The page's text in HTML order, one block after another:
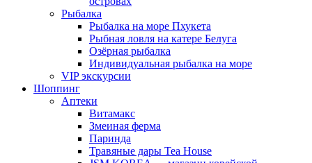
Рыбалка
Рыбалка на море Пхукета
Рыбная ловля на катере Белуга
Озёрная рыбалка
Индивидуальная рыбалка на море
VIP экскурсии
Шоппинг
Аптеки
Витамакс
Змеиная ферма
Паринда
Травяные дары Tea House